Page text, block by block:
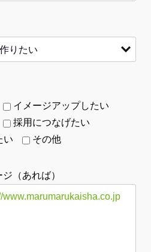
イメージアップしたい
採用につなげたい
い
その他
（あれば）